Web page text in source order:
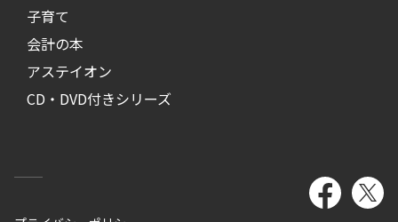
子育て
会計の本
アステイオン
CD・DVD付きシリーズ